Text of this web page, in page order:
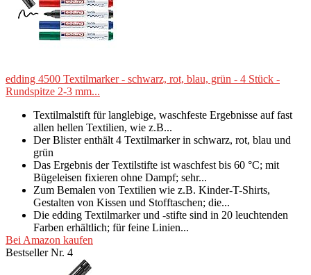
edding 4500 Textilmarker - schwarz, rot, blau, grün - 4 Stück -
Rundspitze 2-3 mm...
Textilmalstift für langlebige, waschfeste Ergebnisse auf fast
allen hellen Textilien, wie z.B...
Der Blister enthält 4 Textilmarker in schwarz, rot, blau und
grün
Das Ergebnis der Textilstifte ist waschfest bis 60 °C; mit
Bügeleisen fixieren ohne Dampf; sehr...
Zum Bemalen von Textilien wie z.B. Kinder-T-Shirts,
Gestalten von Kissen und Stofftaschen; die...
Die edding Textilmarker und -stifte sind in 20 leuchtenden
Farben erhältlich; für feine Linien...
Bei Amazon kaufen
Bestseller Nr. 4